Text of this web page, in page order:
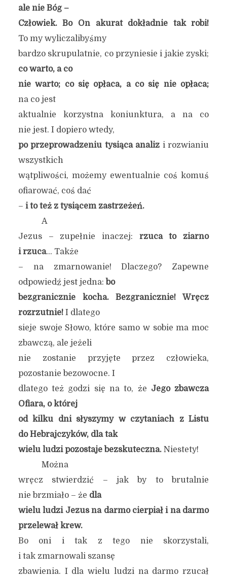
ale nie Bóg –
Człowiek. Bo On akurat dokładnie tak robi!
To my wyliczalibyśmy
bardzo skrupulatnie, co przyniesie i jakie zyski;
co warto, a co
nie warto; co się opłaca, a co się nie opłaca;
na co jest
aktualnie korzystna koniunktura, a na co
nie jest. I dopiero wtedy,
po przeprowadzeniu tysiąca analiz i rozwianiu
wszystkich
wątpliwości, możemy ewentualnie coś komuś
ofiarować, coś dać
– i to też z tysiącem zastrzeżeń.
A
Jezus – zupełnie inaczej: rzuca to ziarno
i rzuca… Także
– na zmarnowanie! Dlaczego? Zapewne
odpowiedź jest jedna: bo
bezgranicznie kocha. Bezgranicznie! Wręcz
rozrzutnie! I dlatego
sieje swoje Słowo, które samo w sobie ma moc
zbawczą, ale jeżeli
nie zostanie przyjęte przez człowieka,
pozostanie bezowocne. I
dlatego też godzi się na to, że Jego zbawcza
Ofiara, o której
od kilku dni słyszymy w czytaniach z Listu
do Hebrajczyków, dla tak
wielu ludzi pozostaje bezskuteczna.Niestety!
Można
wręcz stwierdzić – jak by to brutalnie
nie brzmiało – że dla
wielu ludzi Jezus na darmo cierpiał i na darmo
przelewał krew.
Bo oni i tak z tego nie skorzystali,
i tak zmarnowali szansę
zbawienia. I dla wielu ludzi na darmo rzucał